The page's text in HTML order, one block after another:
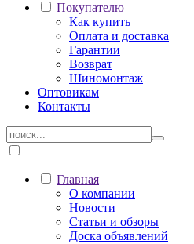
Покупателю
Как купить
Оплата и доставка
Гарантии
Возврат
Шиномонтаж
Оптовикам
Контакты
Главная
О компании
Новости
Статьи и обзоры
Доска объявлений